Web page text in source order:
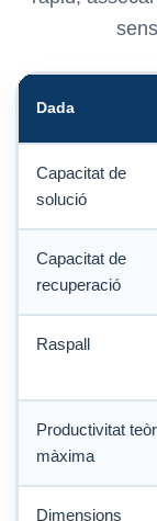
Dada
Capacitat de
solució
Capacitat de
recuperació
Raspall
Productivitat
màxima
Dimensions